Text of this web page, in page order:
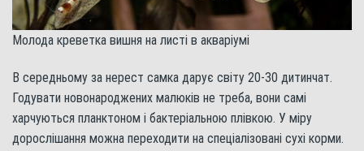
Молода креветка вишня на листі в акваріумі
В середньому за нерест самка дарує світу 20-30 дитинчат.
Годувати новонароджених малюків не треба, вони самі
харчуються планктоном і бактеріальною плівкою. У міру
дорослішання можна переходити на спеціалізовані сухі корми.